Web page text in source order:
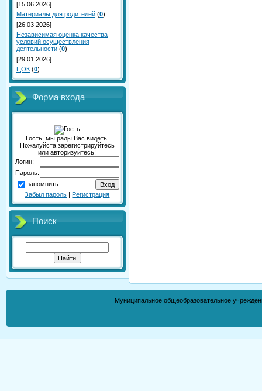
[15.06.2026]
Материалы для родителей (0)
[26.03.2026]
Независимая оценка качества
условий осуществления
деятельности (0)
[29.01.2026]
ЦОК (0)
Форма входа
Гость, мы рады Вас видеть.
Пожалуйста зарегистрируйтесь
или авторизуйтесь!
Логин:
Пароль:
запомнить
Забыл пароль |Регистрация
Поиск
Муниципальное общеобразовательное